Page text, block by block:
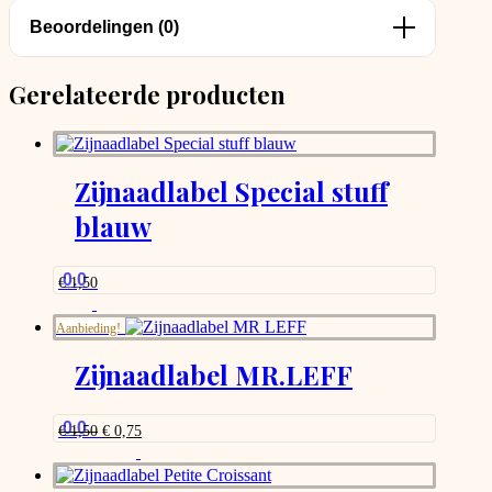
Beoordelingen (0)
Gerelateerde producten
Zijnaadlabel Special stuff
blauw
0.0
€1,50
Aanbieding!
Zijnaadlabel MR.LEFF
0.0
€1,50 Oorspronkelijke
was:
€ 1,50.
€ 0,75Huidige
is:
€ 0,75.